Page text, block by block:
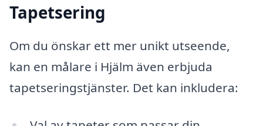
Tapetsering
Om du önskar ett mer unikt utseende,
kan en målare i Hjälm även erbjuda
tapetseringstjänster. Det kan inkludera: